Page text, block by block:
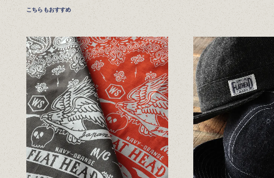
こちらもおすすめ